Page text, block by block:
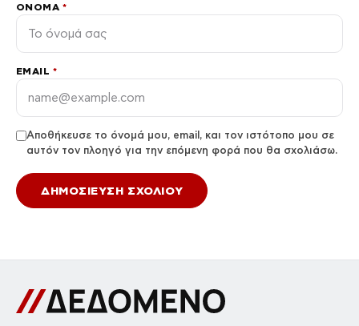
ΌΝΟΜΑ *
EMAIL *
Αποθήκευσε το όνομά μου, email, και τον ιστότοπο μου σε
αυτόν τον πλοηγό για την επόμενη φορά που θα σχολιάσω.